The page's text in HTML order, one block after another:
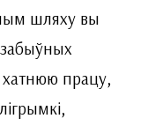
шляху вы
працу,